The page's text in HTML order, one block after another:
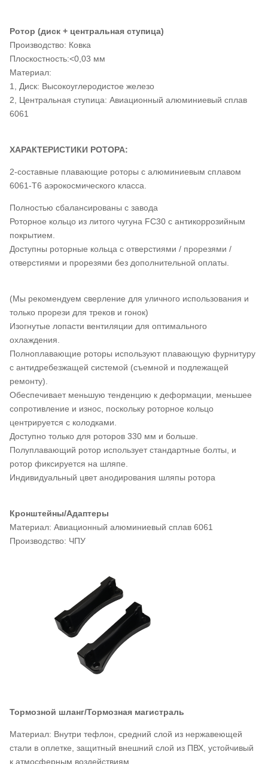
Ротор (диск + центральная ступица)
Производство: Ковка
Плоскостность:<0,03 мм
Материал:
1, Диск: Высокоуглеродистое железо
2, Центральная ступица: Авиационный алюминиевый сплав
6061
ХАРАКТЕРИСТИКИ РОТОРА:
2-составные плавающие роторы с алюминиевым сплавом
6061-T6 аэрокосмического класса.
Полностью сбалансированы с завода
Роторное кольцо из литого чугуна FC30 с антикоррозийным
покрытием.
Доступны роторные кольца с отверстиями / прорезями /
отверстиями и прорезями без дополнительной оплаты.
(Мы рекомендуем сверление для уличного использования и
только прорези для треков и гонок)
Изогнутые лопасти вентиляции для оптимального
охлаждения.
Полноплавающие роторы используют плавающую фурнитуру
с антидребезжащей системой (съемной и подлежащей
ремонту).
Обеспечивает меньшую тенденцию к деформации, меньшее
сопротивление и износ, поскольку роторное кольцо
центрируется с колодками.
Доступно только для роторов 330 мм и больше.
Полуплавающий ротор использует стандартные болты, и
ротор фиксируется на шляпе.
Индивидуальный цвет анодирования шляпы ротора
Кронштейны/Адаптеры
Материал: Авиационный алюминиевый сплав 6061
Производство: ЧПУ
Тормозной шланг/Тормозная магистраль
Материал: Внутри тефлон, средний слой из нержавеющей
стали в оплетке, защитный внешний слой из ПВХ, устойчивый
к атмосферным воздействиям